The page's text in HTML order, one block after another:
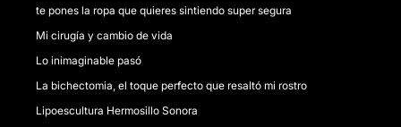
te pones la ropa que quieres sintiendo super segura
Mi cirugía y cambio de vida
Lo inimaginable pasó
La bichectomia, el toque perfecto que resaltó mi rostro
Lipoescultura Hermosillo Sonora